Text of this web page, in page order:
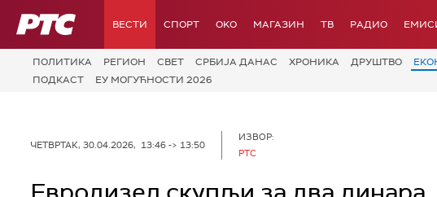
РТС ВЕСТИ СПОРТ OKO МАГАЗИН ТВ РАДИО
ПОЛИТИКА РЕГИОН СВЕТ СРБИЈА ДАНАС ХРОНИКА ДРУШТВО
ПОДКАСТ
ЕУ МОГУЋНОСТИ 2026
ЧЕТВРТАК, 30.04.2026, 13:46 -> 13:50
ИЗВОР:
РТС